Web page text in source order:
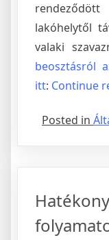
lakóhelytől
valaki
beosztásról
itt: Continue
Posted in